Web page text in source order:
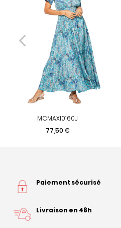
MCMAXI0160J
Prix
77,50 €
Paiement sécurisé
Livraison en 48h